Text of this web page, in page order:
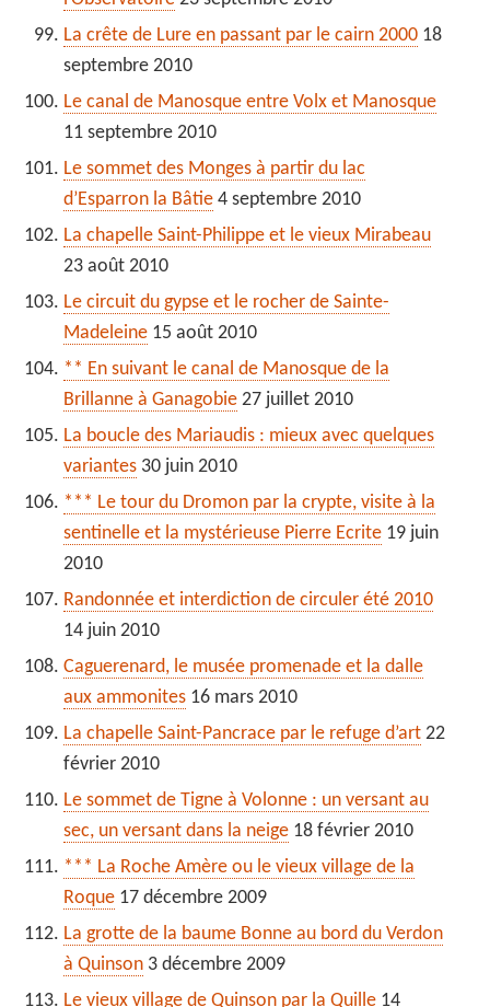
La crête de Lure en passant par le cairn 2000 18
septembre 2010
Le canal de Manosque entre Volx et Manosque
11 septembre 2010
Le sommet des Monges à partir du lac
d’Esparron la Bâtie 4 septembre 2010
La chapelle Saint-Philippe et le vieux Mirabeau
23 août 2010
Le circuit du gypse et le rocher de Sainte-
Madeleine 15 août 2010
** En suivant le canal de Manosque de la
Brillanne à Ganagobie 27 juillet 2010
La boucle des Mariaudis : mieux avec quelques
variantes 30 juin 2010
*** Le tour du Dromon par la crypte, visite à la
sentinelle et la mystérieuse Pierre Ecrite 19 juin
2010
Randonnée et interdiction de circuler été 2010
14 juin 2010
Caguerenard, le musée promenade et la dalle
aux ammonites 16 mars 2010
La chapelle Saint-Pancrace par le refuge d’art 22
février 2010
Le sommet de Tigne à Volonne : un versant au
sec, un versant dans la neige 18 février 2010
*** La Roche Amère ou le vieux village de la
Roque 17 décembre 2009
La grotte de la baume Bonne au bord du Verdon
à Quinson 3 décembre 2009
Le vieux village de Quinson par la Quille 14